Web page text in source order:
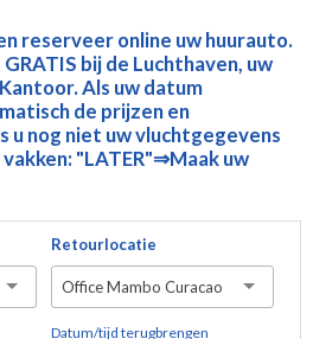
reserveer online uw huurauto.
bij de Luchthaven, uw
Als uw datum
de prijzen en
u nog niet uw vluchtgegevens
"LATER"⇒Maak uw
Retourlocatie
Office Mambo Curacao
Datum/tijd terugbrengen